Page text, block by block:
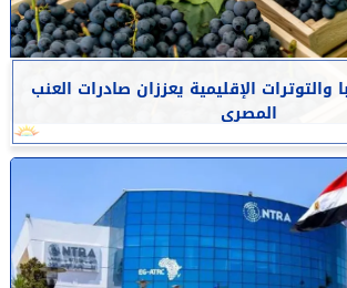
والتوترات الإقليمية يعززان صادرات العنب
المصرى